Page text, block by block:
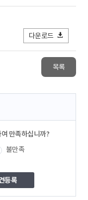
다운로드
목록
만족하십니까?
불만족